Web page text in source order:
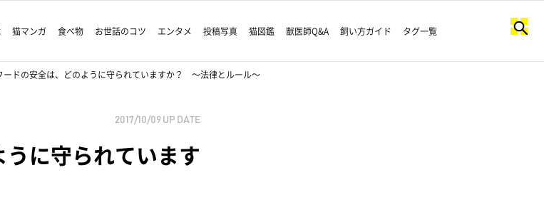
猫マンガ 食べ物 お世話のコツ エンタメ 投稿写真 猫図鑑 獣医師Q&A 飼い方ガイド タグ一覧
ードの安全は、どのように守られていますか？ ～法律とルール～
2017/10/09 UP DATE
に守られています